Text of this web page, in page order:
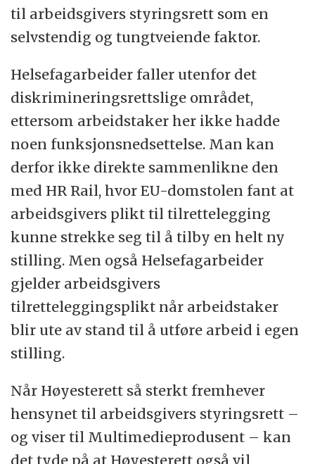
til arbeidsgivers styringsrett som en
selvstendig og tungtveiende faktor.
Helsefagarbeider faller utenfor det
diskrimineringsrettslige området,
ettersom arbeidstaker her ikke hadde
noen funksjonsnedsettelse. Man kan
derfor ikke direkte sammenlikne den
med HR Rail, hvor EU-domstolen fant at
arbeidsgivers plikt til tilrettelegging
kunne strekke seg til å tilby en helt ny
stilling. Men også Helsefagarbeider
gjelder arbeidsgivers
tilretteleggingsplikt når arbeidstaker
blir ute av stand til å utføre arbeid i egen
stilling.
Når Høyesterett så sterkt fremhever
hensynet til arbeidsgivers styringsrett –
og viser til Multimedieprodusent – kan
det tyde på at Høyesterett også vil